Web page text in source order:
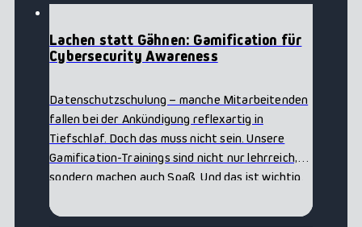
Lachen statt Gähnen: Gamification für
Cybersecurity Awareness
Datenschutzschulung – manche Mitarbeitenden
fallen bei der Ankündigung reflexartig in
Tiefschlaf. Doch das muss nicht sein. Unsere
Gamification-Trainings sind nicht nur lehrreich,
sondern machen auch Spaß. Und das ist wichtig.